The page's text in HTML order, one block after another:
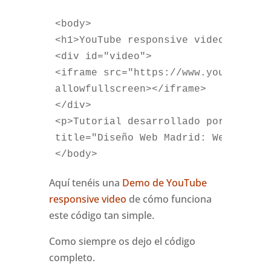
<body>
<h1>YouTube responsive video:
<div id="video">
<iframe src="https://
allowfullscreen></iframe>
</div>
<p>Tutorial desarrollado por: <a
title="Diseño Web Madrid:
</body>
Aquí tenéis una Demo de YouTube
responsive video de cómo funciona
este código tan simple.
Como siempre os dejo el código
completo.